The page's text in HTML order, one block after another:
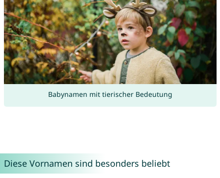
Babynamen mit tierischer Bedeutung
Diese Vornamen sind besonders beliebt